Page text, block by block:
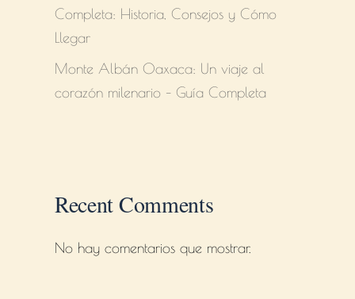
Completa: Historia, Consejos y Cómo
Llegar
Monte Albán Oaxaca: Un viaje al
corazón milenario – Guía Completa
Recent Comments
No hay comentarios que mostrar.